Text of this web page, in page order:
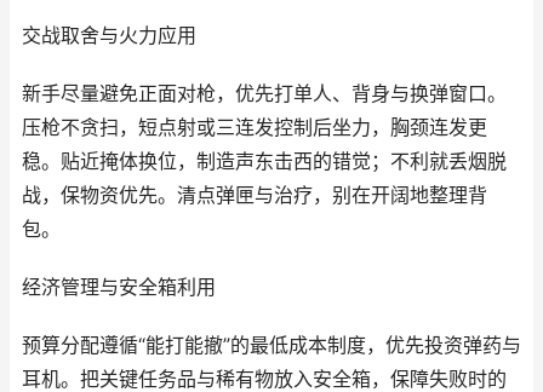
交战取舍与火力应用
新手尽量避免正面对枪，优先打单人、背身与换弹窗口。
压枪不贪扫，短点射或三连发控制后坐力，胸颈连发更
稳。贴近掩体换位，制造声东击西的错觉；不利就丢烟脱
战，保物资优先。清点弹匣与治疗，别在开阔地整理背
包。
经济管理与安全箱利用
预算分配遵循“能打能撤”的最低成本制度，优先投资弹药与
耳机。把关键任务品与稀有物放入安全箱，保障失败时的